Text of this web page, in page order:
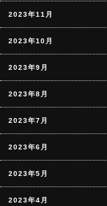
2023年11月
2023年10月
2023年9月
2023年8月
2023年7月
2023年6月
2023年5月
2023年4月